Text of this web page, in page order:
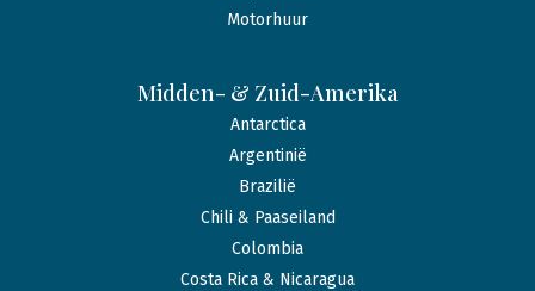
Motorhuur
Midden- & Zuid-Amerika
Antarctica
Argentinië
Brazilië
Chili & Paaseiland
Colombia
Costa Rica & Nicaragua